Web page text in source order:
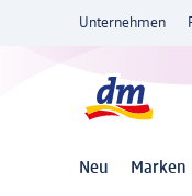
Unternehmen
Neu Marken